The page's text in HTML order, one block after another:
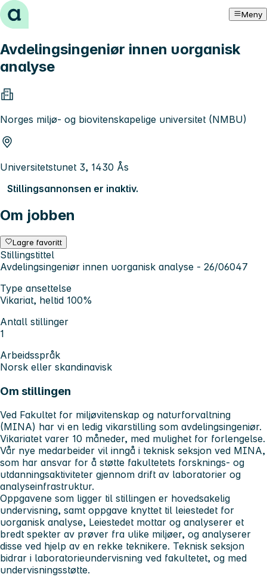
Hopp til innhold Meny
Avdelingsingeniør innen uorganisk
analyse
Norges miljø- og biovitenskapelige universitet (NMBU)
Universitetstunet 3, 1430 Ås
Stillingsannonsen er inaktiv.
Om jobben
Lagre favoritt
Stillingstittel
Avdelingsingeniør innen uorganisk analyse - 26/06047
Type ansettelse
Vikariat, heltid 100%
Antall stillinger
1
Arbeidsspråk
Norsk eller skandinavisk
Om stillingen
Ved Fakultet for miljøvitenskap og naturforvaltning
(MINA) har vi en ledig vikarstilling som avdelingsingeniør.
Vikariatet varer 10 måneder, med mulighet for forlengelse.
Vår nye medarbeider vil inngå i teknisk seksjon ved MINA,
som har ansvar for å støtte fakultetets forsknings- og
utdanningsaktiviteter gjennom drift av laboratorier og
analyseinfrastruktur.
Oppgavene som ligger til stillingen er hovedsakelig
undervisning, samt oppgave knyttet til leiestedet for
uorganisk analyse, Leiestedet mottar og analyserer et
bredt spekter av prøver fra ulike miljøer, og analyserer
disse ved hjelp av en rekke teknikere. Teknisk seksjon
bidrar i laboratorieundervisning ved fakultetet, og med
undervisningsstøtte.